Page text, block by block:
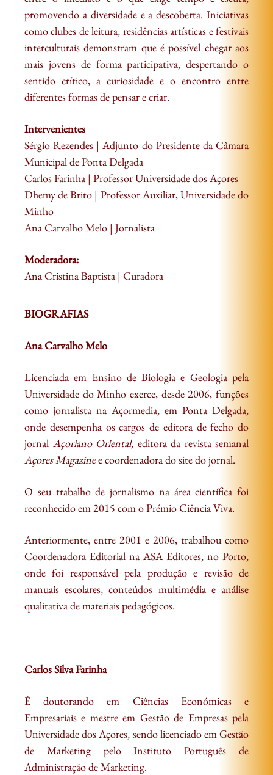
promovendo a diversidade e a descoberta. Iniciativas
como clubes de leitura, residências artísticas e festivais
interculturais demonstram que é possível chegar aos
mais jovens de forma participativa, despertando o
sentido crítico, a curiosidade e o encontro entre
diferentes formas de pensar e criar.
Intervenientes
Sérgio Rezendes | Adjunto do Presidente da Câmara
Municipal de Ponta Delgada
Carlos Farinha | Professor Universidade dos Açores
Dhemy de Brito | Professor Auxiliar, Universidade do
Minho
Ana Carvalho Melo | Jornalista
Moderadora:
Ana Cristina Baptista | Curadora
BIOGRAFIAS
Ana Carvalho Melo
Licenciada em Ensino de Biologia e Geologia pela
Universidade do Minho exerce, desde 2006, funções
como jornalista na Açormedia, em Ponta Delgada,
onde desempenha os cargos de editora de fecho do
jornal Açoriano Oriental, editora da revista semanal
Açores Magazinee coordenadora do site do jornal.​
O seu trabalho de jornalismo na área científica foi
reconhecido em 2015 com o Prémio Ciência Viva.
Anteriormente, entre 2001 e 2006, trabalhou como
Coordenadora Editorial na ASA Editores, no Porto,
onde foi responsável pela produção e revisão de
manuais escolares, conteúdos multimédia e análise
qualitativa de materiais pedagógicos.​
Carlos Silva Farinha
É doutorando em Ciências Económicas e
Empresariais e mestre em Gestão de Empresas pela
Universidade dos Açores, sendo licenciado em Gestão
de Marketing pelo Instituto Português de
Administração de Marketing.